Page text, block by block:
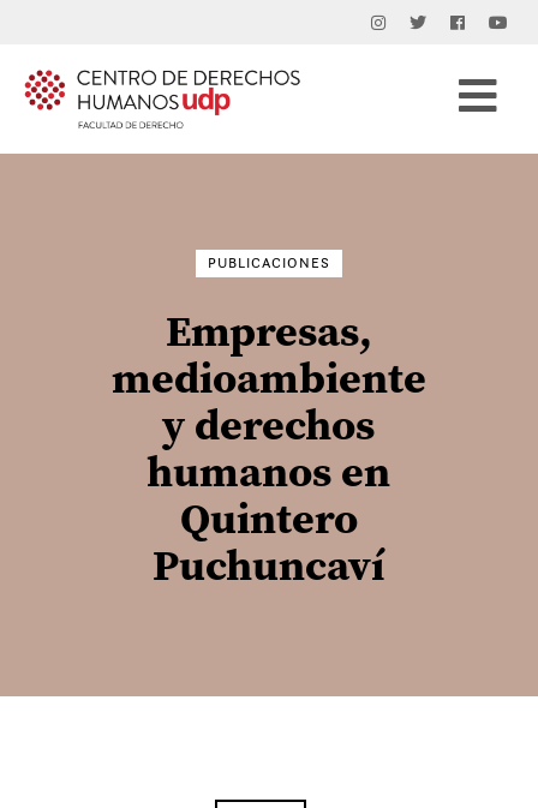
PUBLICACIONES
Empresas,
medioambiente
y derechos
humanos en
Quintero
Puchuncaví